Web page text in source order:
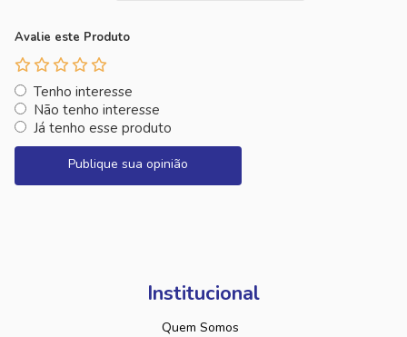
Avalie este Produto
Tenho interesse
Não tenho interesse
Já tenho esse produto
Publique sua opinião
Institucional
Quem Somos